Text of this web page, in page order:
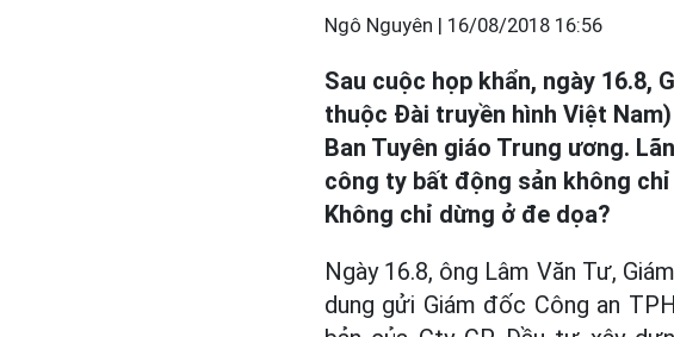
Ngô Nguyên | 16/08/2018 16:56
Sau cuộc họp khẩn, ngày 16.8,
thuộc Đài truyền hình Việt
Ban Tuyên giáo Trung ương.
công ty bất động sản không
Không chỉ dừng ở đe dọa?
Ngày 16.8, ông Lâm Văn Tư,
dung gửi Giám đốc Công an